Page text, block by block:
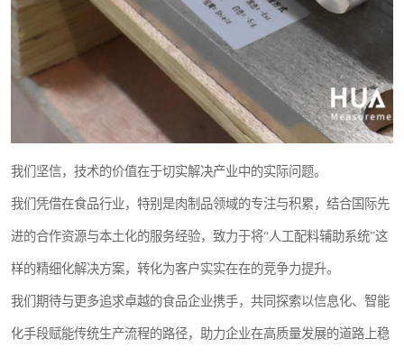
我们坚信，技术的价值在于切实解决产业中的实际问题。
我们凭借在食品行业，特别是肉制品领域的专注与积累，结合国际先
进的合作资源与本土化的服务经验，致力于将“人工配料辅助系统”这
样的精细化解决方案，转化为客户实实在在的竞争力提升。
我们期待与更多追求卓越的食品企业携手，共同探索以信息化、智能
化手段赋能传统生产流程的路径，助力企业在高质量发展的道路上稳